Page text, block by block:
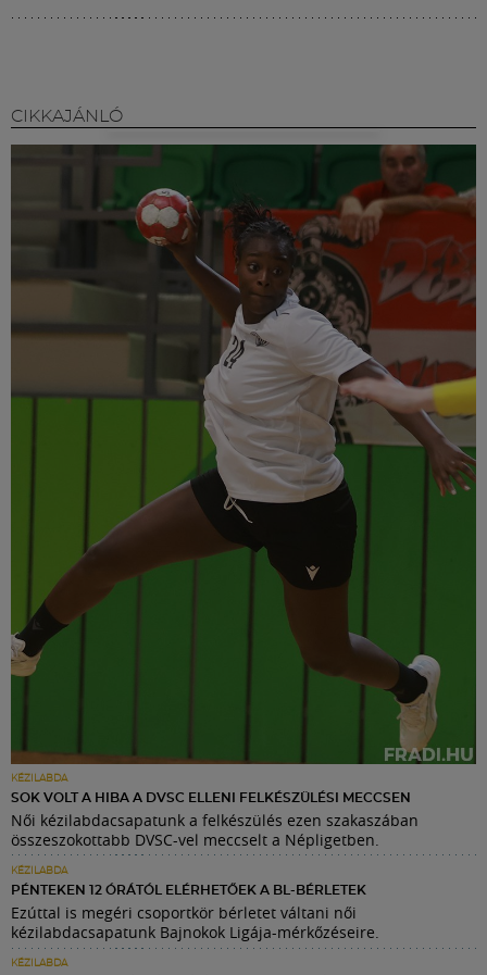
CIKKAJÁNLÓ
KÉZILABDA
SOK VOLT A HIBA A DVSC ELLENI FELKÉSZÜLÉSI MECCSEN
Női kézilabdacsapatunk a felkészülés ezen szakaszában
összeszokottabb DVSC-vel meccselt a Népligetben.
KÉZILABDA
PÉNTEKEN 12 ÓRÁTÓL ELÉRHETŐEK A BL-BÉRLETEK
Ezúttal is megéri csoportkör bérletet váltani női
kézilabdacsapatunk Bajnokok Ligája-mérkőzéseire.
KÉZILABDA